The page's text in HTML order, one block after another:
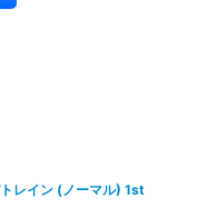
レイン (ノーマル) 1st